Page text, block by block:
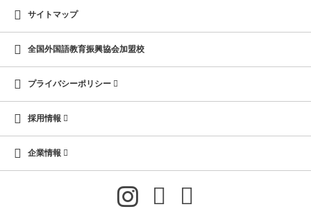
サイトマップ
全国外国語教育振興協会加盟校
プライバシーポリシー
採用情報
企業情報